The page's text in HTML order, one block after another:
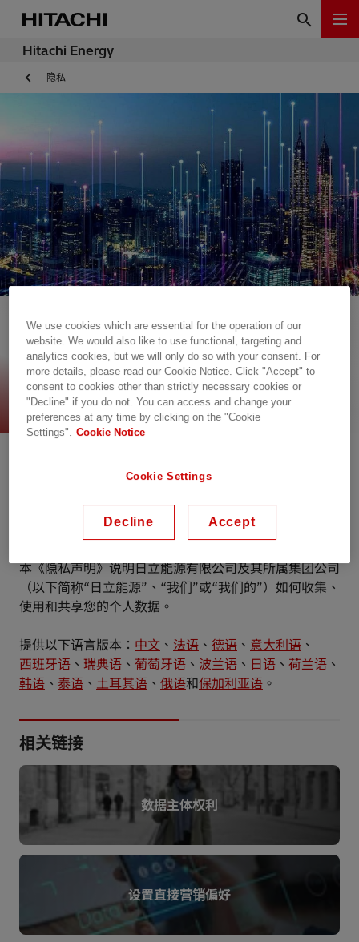
Hitachi Energy
隐私
隐私声明
您的隐私和信任对我们至关重要
在日立能源，隐私保护不仅是一项合规义务或监管要求，
员工、客户和合作伙伴将其数据托付给我们，而我们则以
诚信和审慎的态度处理其个人信息。
本《隐私声明》说明日立能源有限公司及其所属集团公司
（以下简称“日立能源”、“我们”或“我们的”）如何收集、
使用和共享您的个人数据。
提供以下语言版本： 中文 、 法语 、 德语 、 意大利语 、
西班牙语 、 瑞典语 、 葡萄牙语 、 波兰语 、 日语 、 荷兰语 、
韩语 、 泰语 、 土耳其语 、 俄语和保加利亚语 。
相关链接
数据主体权利
设置直接营销偏好
We use cookies which are essential for the operation of our
website. We would also like to use functional, targeting and
analytics cookies, but we will only do so with your consent. For
more details, please read our Cookie Notice. Click "Accept" to
consent to cookies other than strictly necessary cookies or
"Decline" if you do not. You can access and change your
preferences at any time by clicking on the "Cookie
Settings".
Cookie Notice
Cookie Settings
Decline Accept